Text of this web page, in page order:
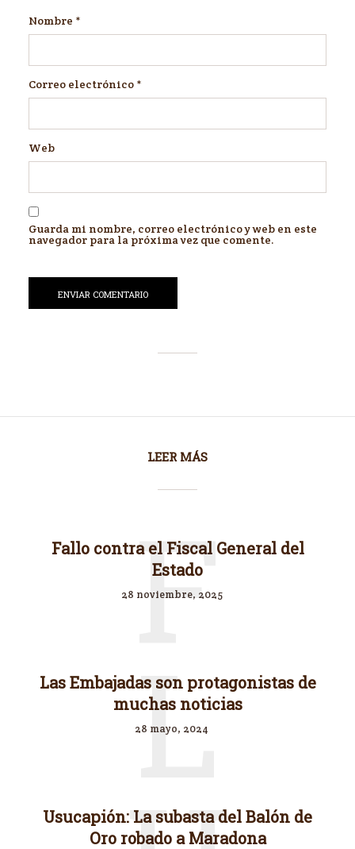
Nombre *
Correo electrónico *
Web
Guarda mi nombre, correo electrónico y web en este
navegador para la próxima vez que comente.
LEER MÁS
Fallo contra el Fiscal General del
Estado
28 noviembre, 2025
F
Las Embajadas son protagonistas de
muchas noticias
28 mayo, 2024
L
Usucapión: La subasta del Balón de
Oro robado a Maradona